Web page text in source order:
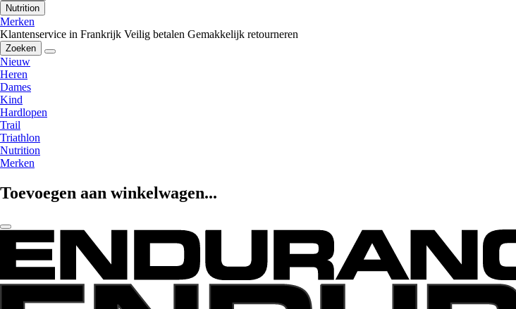
Nutrition
Merken
Klantenservice in Frankrijk Veilig betalen Gemakkelijk retourneren
Zoeken
Nieuw
Heren
Dames
Kind
Hardlopen
Trail
Triathlon
Nutrition
Merken
Toevoegen aan winkelwagen...